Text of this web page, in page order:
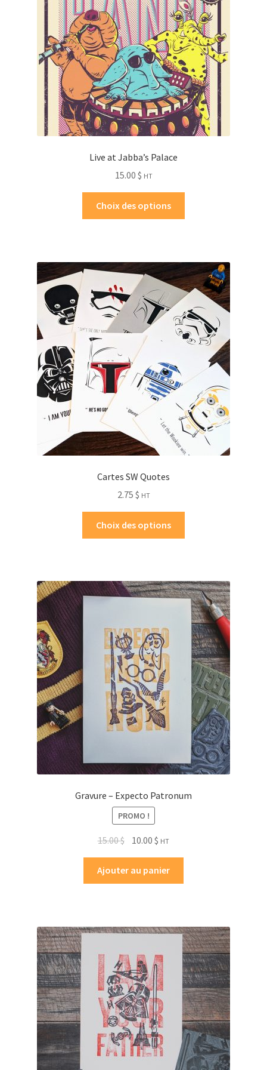
Live at Jabba’s Palace
15.00 $ HT
Choix des options
Cartes SW Quotes
2.75 $ HT
Choix des options
Gravure – Expecto Patronum
PROMO !
15.00$ 10.00$ HT
Ajouter au panier